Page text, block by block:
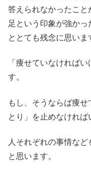
答えられなかったこ
足という印象が強かっ
ととても残念に思いま
「痩せていなければ
す。
もし、そうならば痩
とり」を止めなけれ
人それぞれの事情な
と思います。